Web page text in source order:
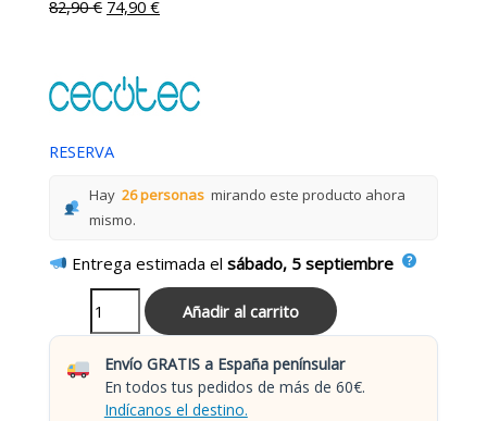
82,90€ 74,90€
RESERVA
Hay 26 personas mirando este producto ahora
mismo.
Entrega estimada elsábado, 5 septiembre
Añadir al carrito
Envío GRATIS a España penínsular
En todos tus pedidos de más de 60€.
Indícanos el destino.